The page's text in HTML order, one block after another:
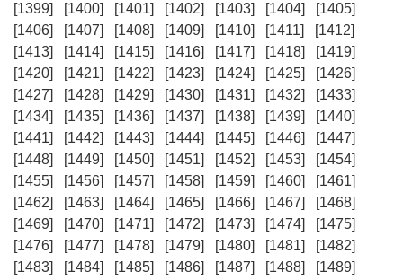
[1399]
[1400] [1401] [1402] [1403] [1404]
[1405]
[1406]
[1407] [1408] [1409] [1410] [1411]
[1412]
[1413]
[1414] [1415] [1416] [1417] [1418]
[1419]
[1420]
[1421] [1422] [1423] [1424] [1425]
[1426]
[1427]
[1428] [1429] [1430] [1431] [1432]
[1433]
[1434]
[1435] [1436] [1437] [1438] [1439]
[1440]
[1441]
[1442] [1443] [1444] [1445] [1446]
[1447]
[1448]
[1449] [1450] [1451] [1452] [1453]
[1454]
[1455]
[1456] [1457] [1458] [1459] [1460]
[1461]
[1462]
[1463] [1464] [1465] [1466] [1467]
[1468]
[1469]
[1470] [1471] [1472] [1473] [1474]
[1475]
[1476]
[1477] [1478] [1479] [1480] [1481]
[1482]
[1483]
[1484] [1485] [1486] [1487] [1488]
[1489]